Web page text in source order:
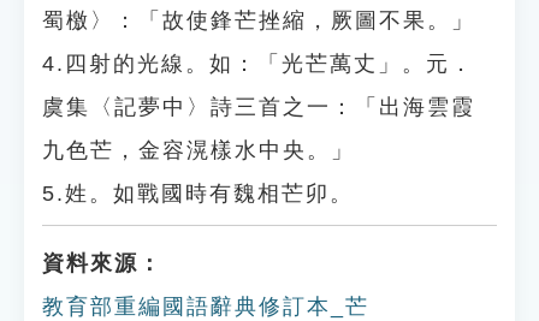
蜀檄〉：「故使鋒芒挫縮，厥圖不果。」
4.四射的光線。如：「光芒萬丈」。元．
虞集〈記夢中〉詩三首之一：「出海雲霞
九色芒，金容滉樣水中央。」
5.姓。如戰國時有魏相芒卯。
資料來源：
教育部重編國語辭典修訂本_芒